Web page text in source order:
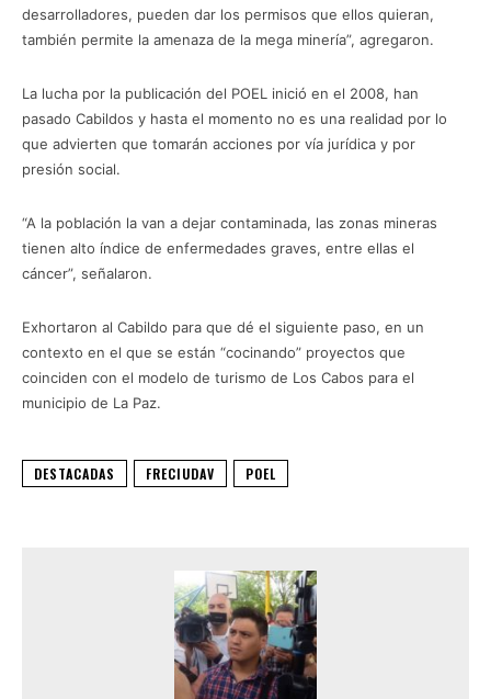
desarrolladores, pueden dar los permisos que ellos quieran,
también permite la amenaza de la mega minería”, agregaron.
La lucha por la publicación del POEL inició en el 2008, han
pasado Cabildos y hasta el momento no es una realidad por lo
que advierten que tomarán acciones por vía jurídica y por
presión social.
“A la población la van a dejar contaminada, las zonas mineras
tienen alto índice de enfermedades graves, entre ellas el
cáncer”, señalaron.
Exhortaron al Cabildo para que dé el siguiente paso, en un
contexto en el que se están “cocinando” proyectos que
coinciden con el modelo de turismo de Los Cabos para el
municipio de La Paz.
DESTACADAS FRECIUDAV POEL